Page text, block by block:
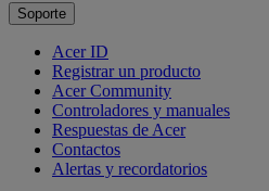
Soporte
Acer ID
Registrar un producto
Acer Community
Controladores y manuales
Respuestas de Acer
Contactos
Alertas y recordatorios